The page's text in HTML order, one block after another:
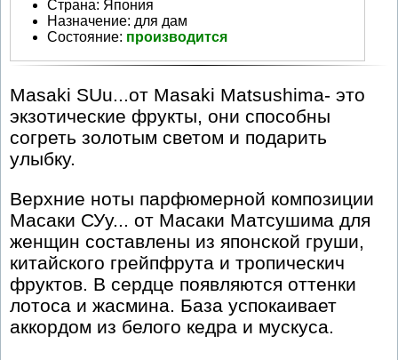
Страна: Япония
Назначение: для дам
Состояние: производится
Masaki SUu...от Masaki Matsushima- это
экзотические фрукты, они способны
согреть золотым светом и подарить
улыбку.
Верхние ноты парфюмерной композиции
Масаки СУу... от Масаки Матсушима для
женщин составлены из японской груши,
китайского грейпфрута и тропическич
фруктов. В сердце появляются оттенки
лотоса и жасмина. База успокаивает
аккордом из белого кедра и мускуса.